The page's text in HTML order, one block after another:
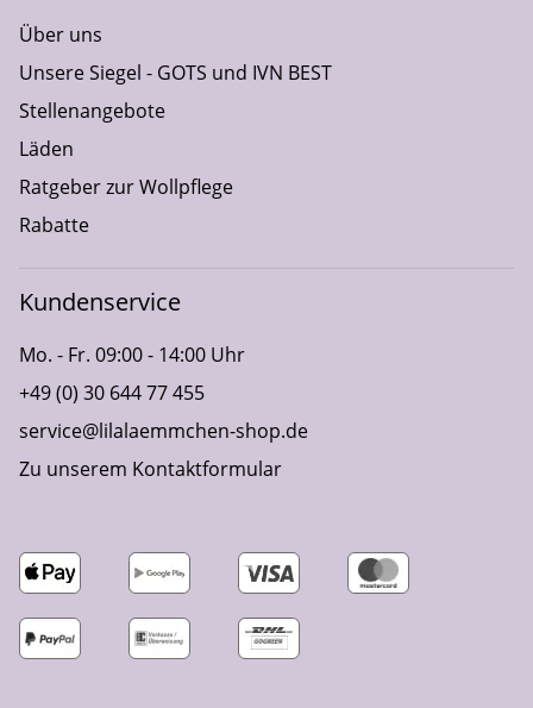
Über uns
Unsere Siegel - GOTS und IVN BEST
Stellenangebote
Läden
Ratgeber zur Wollpflege
Rabatte
Kundenservice
Mo. - Fr. 09:00 - 14:00 Uhr
+49 (0) 30 644 77 455
service@lilalaemmchen-shop.de
Zu unserem Kontaktformular